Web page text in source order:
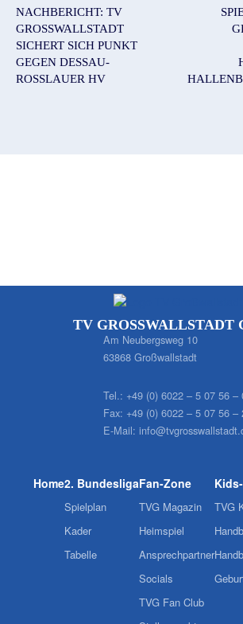
NACHBERICHT: TV
GROSSWALLSTADT S
ICHERT SICH PUNKT G
EGEN DESSAU-R
OSSLAUER HV
TV GROSSWALLSTADT
Am Neubergsweg 10
63868 Großwallstadt
Tel.: +49 (0) 6022 – 5 07 56 –
Fax: +49 (0) 6022 – 5 07 56 –
E-Mail:
Home2. Bundesliga
Spielplan
Kader
Tabelle
Fan-Zone
TVG Magazin
Heimspiel
Ansprechpartner
Socials
TVG Fan Club
TVG